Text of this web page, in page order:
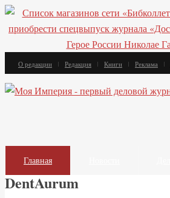
О редакции Редакция Книги Реклама
Главная
DentAurum